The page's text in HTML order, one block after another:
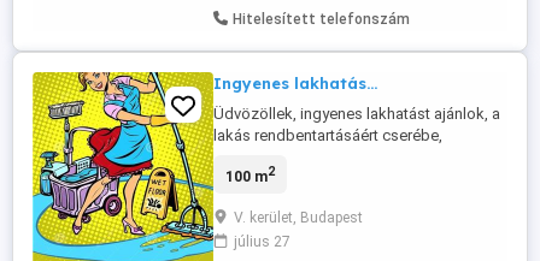
Hitelesített telefonszám
Ingyenes lakhatás...
Üdvözöllek, ingyenes lakhatást ajánlok, a
lakás rendbentartásáért cserébe,
igényes, tiszta, Káros szenvedélyektől
Érdeklődni rövid bemutatkozással
telefonszámmal kérném... Szép napot
100 m2
V. kerület, Budapest
július 27